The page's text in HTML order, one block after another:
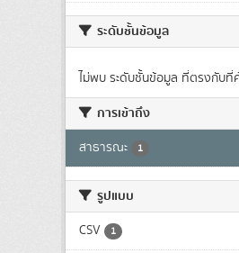
ระดับชั้นข้อมูล
ไม่พบ ระดับชั้นข้อมูล ที่ตรงกับที่
การเข้าถึง
สาธารณะ 1
รูปแบบ
CSV 1